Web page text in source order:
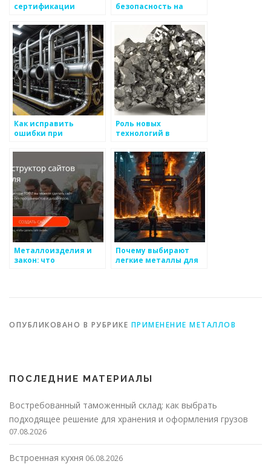
сертификации
безопасность на
Как исправить
ошибки при
металлоизделий
Роль новых
технологий в
металлоизделий
Металлоизделия и
закон: что
Почему выбирают
легкие металлы для
ОПУБЛИКОВАНО В РУБРИКЕ ПРИМЕНЕНИЕ МЕТАЛЛОВ
ПОСЛЕДНИЕ МАТЕРИАЛЫ
Востребованный таможенный склад: как выбрать
подходящее решение для хранения и оформления грузов
07.08.2026
Встроенная кухня 06.08.2026